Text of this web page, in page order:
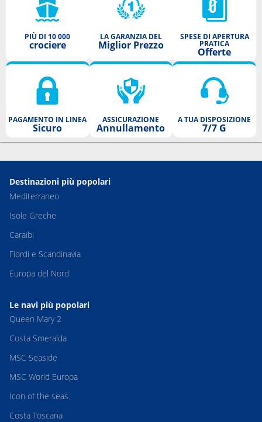
PIÙ DI 10 000
crociere
LA GARANZIA DEL
Miglior Prezzo
SPESE DI APERTURA
PRATICA
Offerte
PAGAMENTO IN LINEA
Sicuro
ASSICURAZIONE
Annullamento
A TUA DISPOSIZIONE
7/7 G
Destinazioni più popolari
Mediterraneo
Isole Greche
Caraibi
Fiordi e Scandinavia
Europa del Nord
Le navi più popolari
Queen Mary 2
Costa Smeralda
MSC Seaside
MSC World Europa
Icon of the seas
Costa Toscana